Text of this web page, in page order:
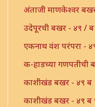
अंताजी माणकेश्वर
उदेपूरची बखर - ४९ /
एकनाथ वंश परंपरा -
क-हाडच्या गणपतीची
काशीखंड बखर - ४९ ब
काशीखंड बखर - ४९ ब